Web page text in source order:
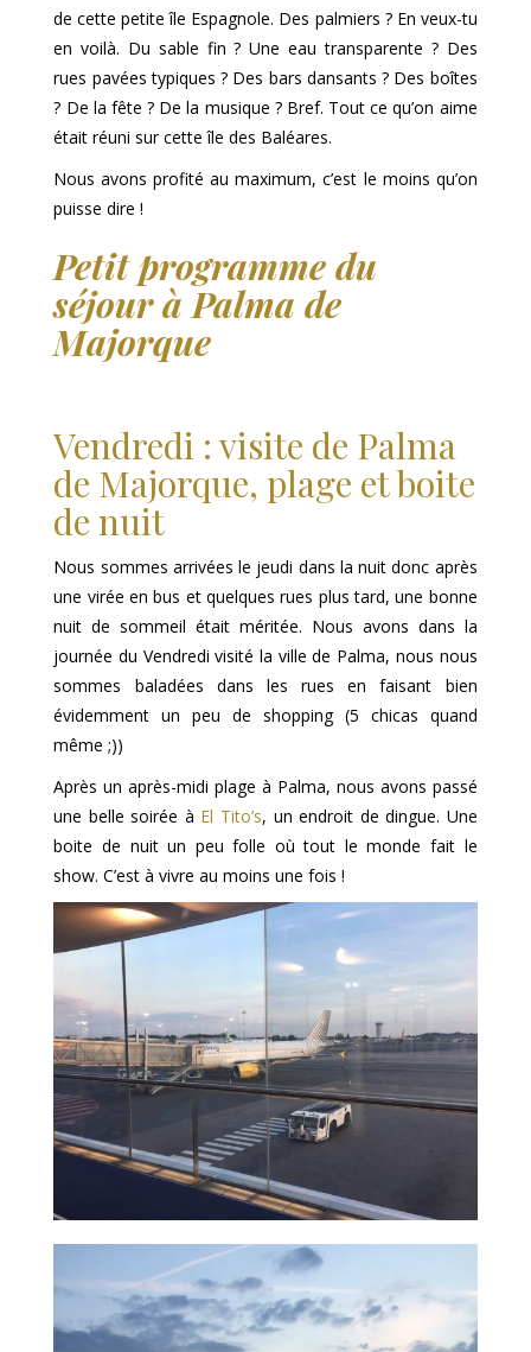
de cette petite île Espagnole. Des palmiers ? En veux-tu
en voilà. Du sable fin ? Une eau transparente ? Des
rues pavées typiques ? Des bars dansants ? Des boîtes
? De la fête ? De la musique ? Bref. Tout ce qu’on aime
était réuni sur cette île des Baléares.
Nous avons profité au maximum, c’est le moins qu’on
puisse dire !
Petit programme du
séjour à Palma de
Majorque
Vendredi : visite de Palma
de Majorque, plage et boite
de nuit
Nous sommes arrivées le jeudi dans la nuit donc après
une virée en bus et quelques rues plus tard, une bonne
nuit de sommeil était méritée. Nous avons dans la
journée du Vendredi visité la ville de Palma, nous nous
sommes baladées dans les rues en faisant bien
évidemment un peu de shopping (5 chicas quand
même ;))
Après un après-midi plage à Palma, nous avons passé
une belle soirée à El Tito’s, un endroit de dingue. Une
boite de nuit un peu folle où tout le monde fait le
show. C’est à vivre au moins une fois !